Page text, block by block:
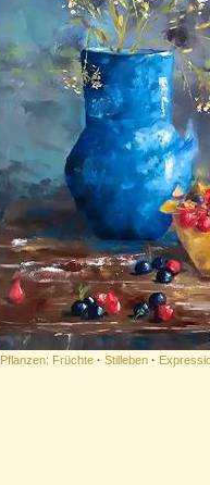
Pflanzen: Früchte · Stilleben ·